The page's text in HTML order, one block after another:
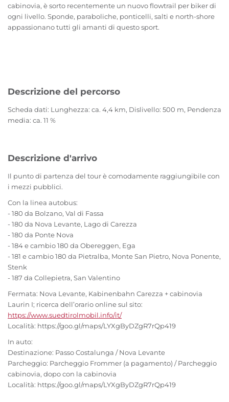
cabinovia, è sorto recentemente un nuovo flowtrail per biker di
ogni livello. Sponde, paraboliche, ponticelli, salti e north-shore
appassionano tutti gli amanti di questo sport.
Descrizione del percorso
Scheda dati: Lunghezza: ca. 4,4 km, Dislivello: 500 m, Pendenza
media: ca. 11 %
Descrizione d'arrivo
Il punto di partenza del tour è comodamente raggiungibile con
i mezzi pubblici.
Con la linea autobus:
- 180 da Bolzano, Val di Fassa
- 180 da Nova Levante, Lago di Carezza
- 180 da Ponte Nova
- 184 e cambio 180 da Obereggen, Ega
- 181 e cambio 180 da Pietralba, Monte San Pietro, Nova Ponente,
Stenk
- 187 da Collepietra, San Valentino
Fermata: Nova Levante, Kabinenbahn Carezza + cabinovia
Laurin I; ricerca dell’orario online sul sito:
https://www.suedtirolmobil.info/it/
Località: https://goo.gl/maps/LYXgByDZgR7rQp419
In auto:
Destinazione: Passo Costalunga / Nova Levante
Parcheggio: Parcheggio Frommer (a pagamento) / Parcheggio
cabinovia, dopo con la cabinovia
Località: https://goo.gl/maps/LYXgByDZgR7rQp419